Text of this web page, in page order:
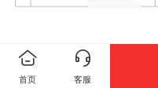
首页 客服